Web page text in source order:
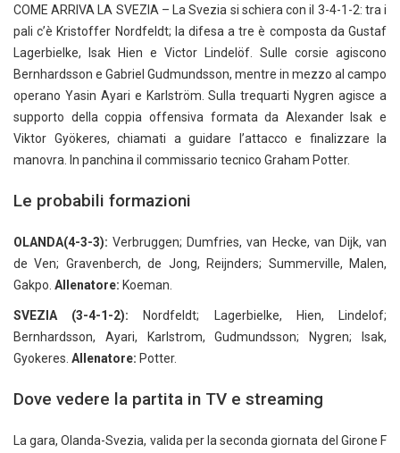
COME ARRIVA LA SVEZIA – La Svezia si schiera con il 3-4-1-2: tra i
pali c’è Kristoffer Nordfeldt; la difesa a tre è composta da Gustaf
Lagerbielke, Isak Hien e Victor Lindelöf. Sulle corsie agiscono
Bernhardsson e Gabriel Gudmundsson, mentre in mezzo al campo
operano Yasin Ayari e Karlström. Sulla trequarti Nygren agisce a
supporto della coppia offensiva formata da Alexander Isak e
Viktor Gyökeres, chiamati a guidare l’attacco e finalizzare la
manovra. In panchina il commissario tecnico Graham Potter.
Le probabili formazioni
OLANDA(4-3-3): Verbruggen; Dumfries, van Hecke, van Dijk, van
de Ven; Gravenberch, de Jong, Reijnders; Summerville, Malen,
Gakpo. Allenatore: Koeman.
SVEZIA (3-4-1-2): Nordfeldt; Lagerbielke, Hien, Lindelof;
Bernhardsson, Ayari, Karlstrom, Gudmundsson; Nygren; Isak,
Gyokeres. Allenatore: Potter.
Dove vedere la partita in TV e streaming
La gara, Olanda-Svezia, valida per la seconda giornata del Girone F